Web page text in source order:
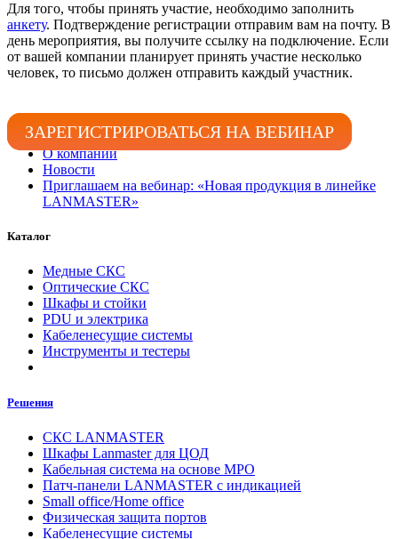
Для того, чтобы принять участие, необходимо заполнить
анкету. Подтверждение регистрации отправим вам на почту. В
день мероприятия, вы получите ссылку на подключение. Если
от вашей компании планирует принять участие несколько
человек, то письмо должен отправить каждый участник.
ЗАРЕГИСТРИРОВАТЬСЯ НА ВЕБИНАР
О компании
Новости
Приглашаем на вебинар: «Новая продукция в линейке
LANMASTER»
Каталог
Медные СКС
Оптические СКС
Шкафы и стойки
PDU и электрика
Кабеленесущие системы
Инструменты и тестеры
Решения
СКС LANMASTER
Шкафы Lanmaster для ЦОД
Кабельная система на основе MPO
Патч-панели LANMASTER с индикацией
Small office/Home office
Физическая защита портов
Кабеленесущие системы